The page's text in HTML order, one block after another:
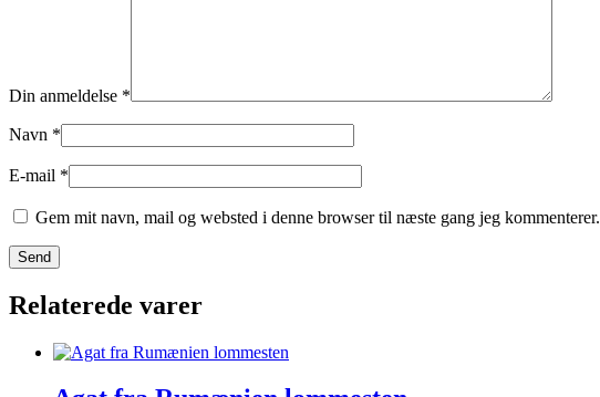
Din anmeldelse *
Navn *
E-mail *
Gem mit navn, mail og websted i denne browser til næste gang jeg kommenterer.
Relaterede varer